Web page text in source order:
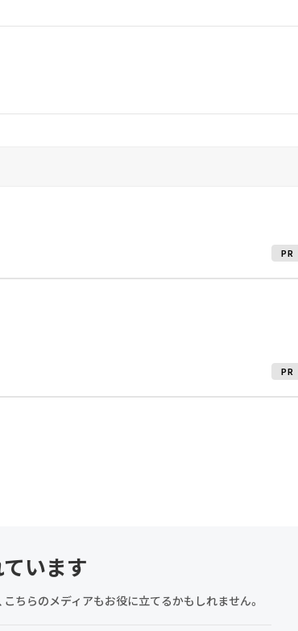
PR
PR
います
ちらのメディアもお役に立てるかもしれません。